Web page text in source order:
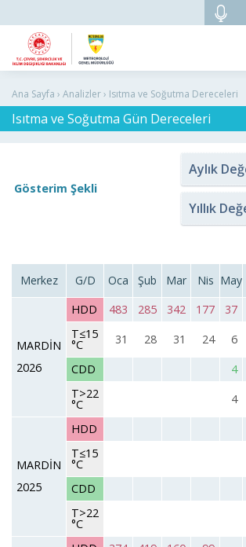
Ana Sayfa › Analizler › Isıtma ve Soğutma Dereceleri
Isıtma ve Soğutma Gün Dereceleri
Gösterim Şekli
Aylık
Yıllık
Merkez G/D Oca Şub Mar Nis May
MARDİN
2026
HDD 483 285 342 177
37
T≤15
°C 31 28 31 24
6
CDD
4
T>22
°C 4
MARDİN
2025
HDD
T≤15
°C
CDD
T>22
°C